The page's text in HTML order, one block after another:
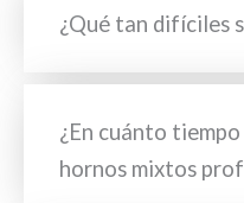
¿Qué tan difíciles
¿En cuánto
hornos mixtos